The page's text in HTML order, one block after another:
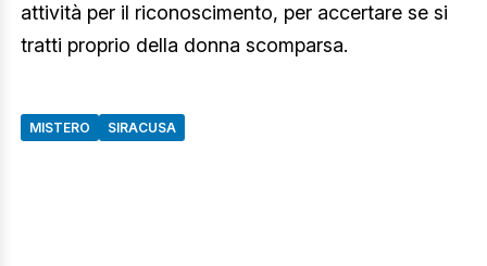
attività per il riconoscimento, per accertare se si
tratti proprio della donna scomparsa.
MISTERO SIRACUSA